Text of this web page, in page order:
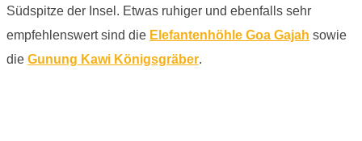
Südspitze der Insel. Etwas ruhiger und ebenfalls sehr
empfehlenswert sind die Elefantenhöhle Goa Gajah sowie
die Gunung Kawi Königsgräber.